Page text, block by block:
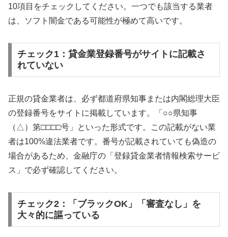
10項目をチェックしてください。一つでも該当する業者
は、ソフト闇金である可能性が極めて高いです。
チェック1：貸金業登録番号がサイトに記載さ
れていない
正規の貸金業者は、必ず都道府県知事または内閣総理大臣
の登録番号をサイトに掲載しています。「○○県知事
（△）第□□□□号」といった形式です。この記載がない業
者は100%違法業者です。番号が記載されていても偽造の
場合があるため、金融庁の「登録貸金業者情報検索サービ
ス」で必ず確認してください。
チェック2：「ブラックOK」「審査なし」を
大々的に謳っている